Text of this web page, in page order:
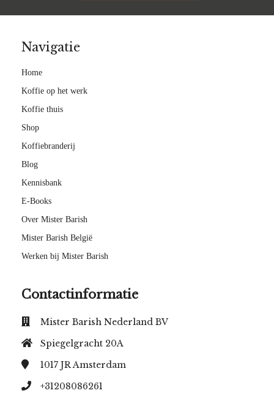
Navigatie
Home
Koffie op het werk
Koffie thuis
Shop
Koffiebranderij
Blog
Kennisbank
E-Books
Over Mister Barish
Mister Barish België
Werken bij Mister Barish
Contactinformatie
Mister Barish Nederland BV
Spiegelgracht 20A
1017 JRAmsterdam
+31208086261